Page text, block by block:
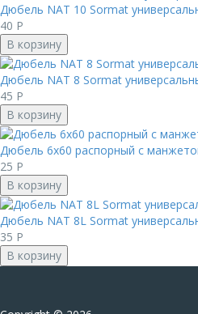
Дюбель NAT 10 Sormat
40 Р
В корзину
Дюбель NAT 8 Sormat
45 Р
В корзину
Дюбель 6х60 распорный с
25 Р
В корзину
Дюбель NAT 8L Sormat
35 Р
В корзину